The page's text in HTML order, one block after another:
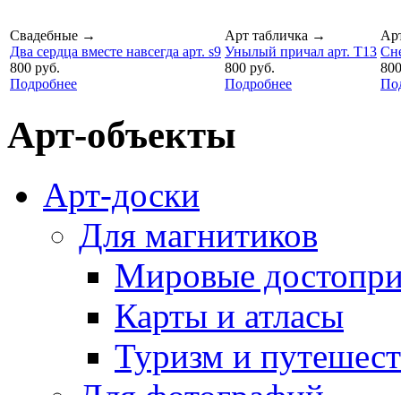
Свадебные →
Два сердца вместе навсегда арт. s9
800 руб.
Подробнее
Арт табличка →
Унылый причал арт. T13
800 руб.
Подробнее
Арт-объекты
Арт-доски
Для магнитиков
Мировые
Карты и атласы
Туризм и